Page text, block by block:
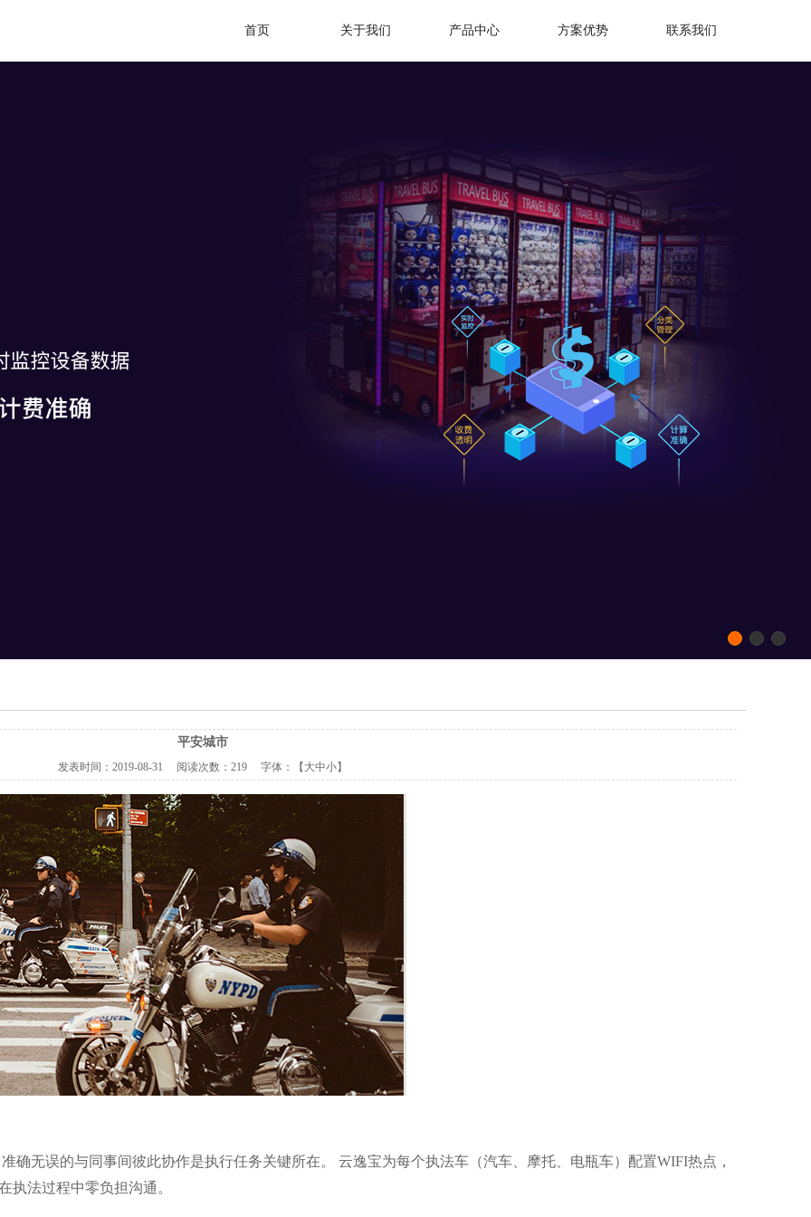
首页 关于我们 产品中心 方案优势 联系我们
平安城市
发表时间： 2019-08-31 阅读次数： 219 字体：【 大中小】
确无误的与同事间彼此协作是执行任务关键所在。 云逸宝为每个执法车（汽车、摩托、电瓶车）配置WIFI热点，
执法过程中零负担沟通。